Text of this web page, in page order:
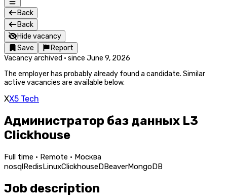
Back
Back
Hide vacancy
Save
Report
Vacancy archived · since June 9, 2026
The employer has probably already found a candidate. Similar
active vacancies are available below.
XX5 Tech
Администратор баз данных L3
Clickhouse
Full time · Remote · Москва
nosqlRedisLinuxClickhouseDBeaverMongoDB
Job description